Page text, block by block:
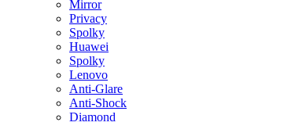
Mirror
Privacy
Spolky
Huawei
Spolky
Lenovo
Anti-Glare
Anti-Shock
Diamond